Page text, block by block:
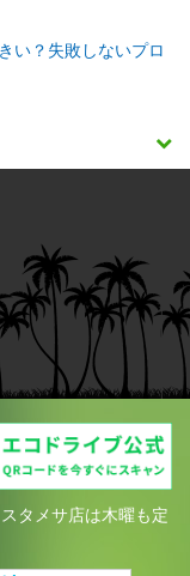
い？失敗しないプロ
タメサ店は木曜も定